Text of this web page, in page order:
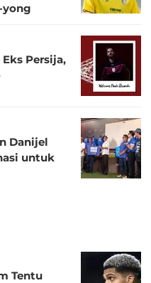
yong
Persija,
Danijel
untuk
Tentu